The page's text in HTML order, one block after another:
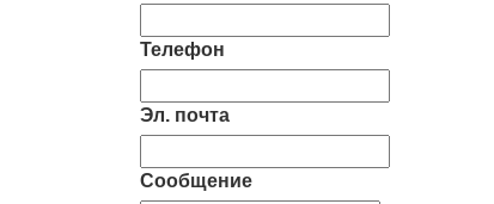
Телефон
Эл. почта
Сообщение